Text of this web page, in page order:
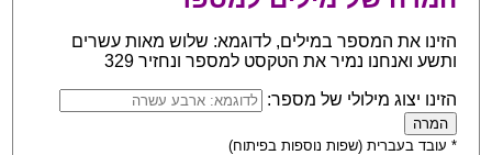
הזינו את המספר במילים, לדוגמא: שלוש מאות עשרים
ותשע ואנחנו נמיר את הטקסט למספר ונחזיר 329
הזינו יצוג מילולי של מספר:
* עובד בעברית (שפות נוספות בפיתוח)